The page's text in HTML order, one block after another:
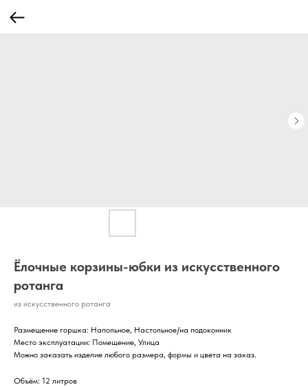
Ёлочные корзины-юбки из искусственного
ротанга
из искусственного ротанга
Размещение горшка: Напольное, Настольное/на подоконник
Место эксплуатации: Помещение, Улица
Можно заказать изделие любого размера, формы и цвета на заказ.
Объём: 12 литров